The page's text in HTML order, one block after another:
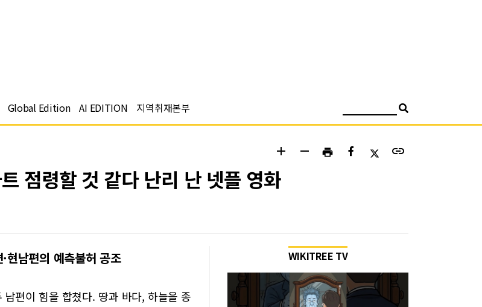
Global Edition AI EDITION 지역취재본부
add remove print link
점령할 것 같다 난리 난 넷플 영화
남편의 예측불허 공조
편이 힘을 합쳤다. 땅과 바다, 하늘을 종
WIKITREE TV